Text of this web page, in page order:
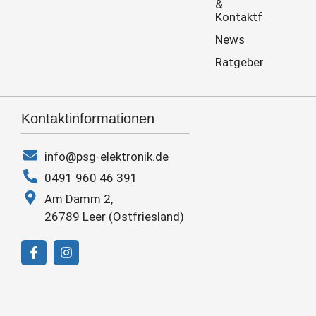
&
Kontaktformular
News
Ratgeber
Kontaktinformationen
info@psg-elektronik.de
0491 960 46 391
Am Damm 2,
26789 Leer (Ostfriesland)